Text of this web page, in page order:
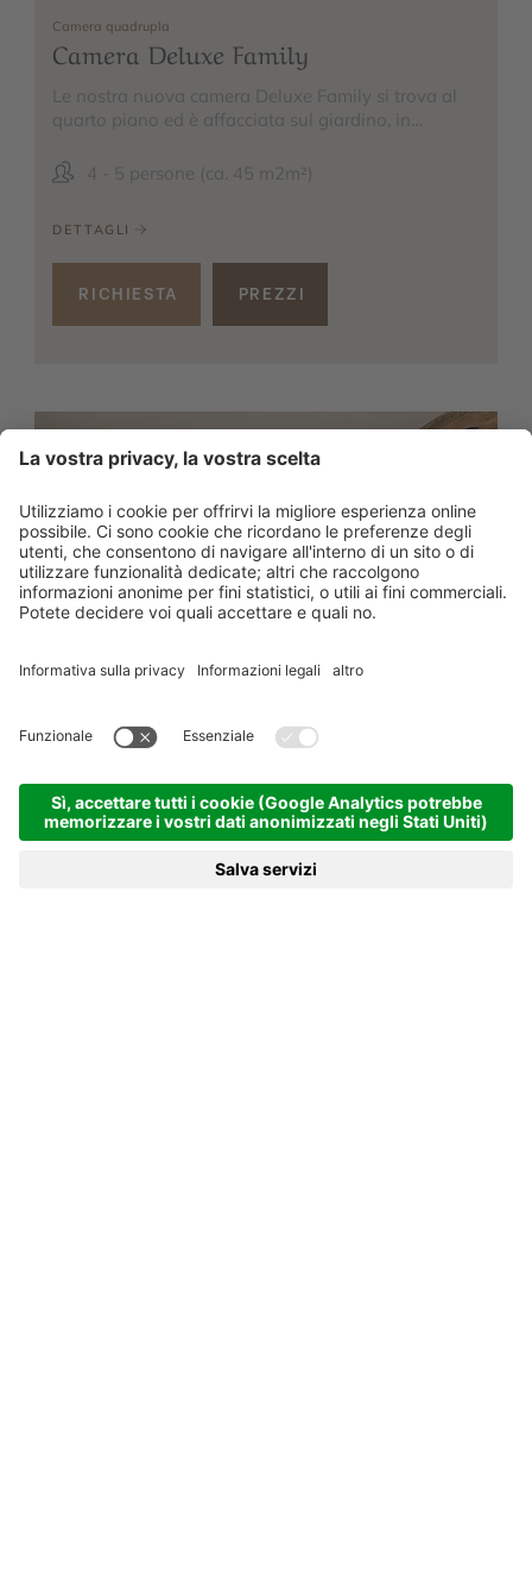
Camera quadrupla
Camera Deluxe Family
Le nostra nuova camera Deluxe Family si trova al
quarto piano ed è affacciata sul giardino, in…
4 - 5 persone (ca. 45 m2m²)
DETTAGLI
RICHIESTA PREZZI
Suite
Suite
La nostra nuova Suite si trova al primo piano, in